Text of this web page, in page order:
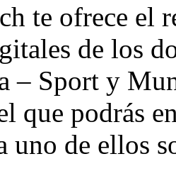
te ofrece el
de los
– Sport y
que podrás
uno de ellos